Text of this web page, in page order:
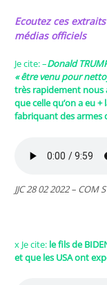
Ecoutez ces
médias officiels
Je cite: –Donald
« être venu pour
très rapidement
que celle qu’on a eu +
fabriquant des
JJC 28 02 2022 – COM
x Je cite: le fils de
et que les USA ont